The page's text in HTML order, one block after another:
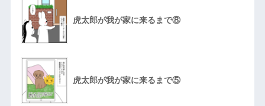
虎太郎が我が家に来るまで⑧
虎太郎が我が家に来るまで⑤